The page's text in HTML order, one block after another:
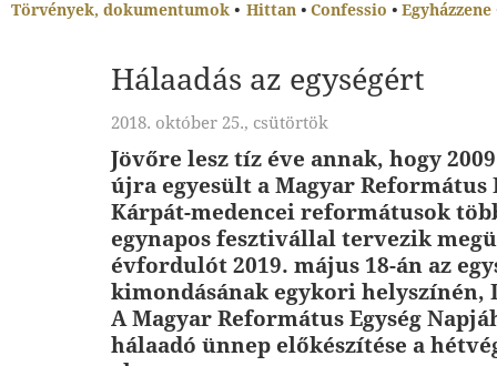
Törvények, dokumentumok • Hittan • Confessio • Egyházzene
Hálaadás az egységért
2018. október 25., csütörtök
Jövőre lesz tíz éve annak, hogy
újra egyesült a Magyar Református
Kárpát-medencei reformátusok
egynapos fesztivállal tervezik
évfordulót 2019. május 18-án az
kimondásának egykori helyszínén,
A Magyar Református Egység
hálaadó ünnep előkészítése a